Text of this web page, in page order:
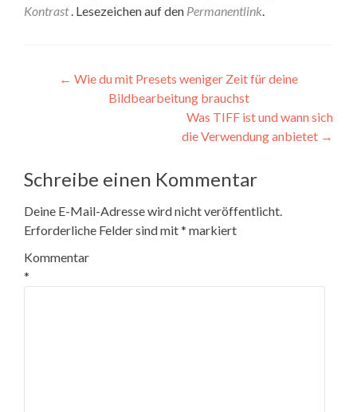
Kontrast. Lesezeichen auf den Permanentlink.
Beitragsnavigation
← Wie du mit Presets weniger Zeit für deine
Bildbearbeitung brauchst
Was TIFF ist und wann sich
die Verwendung anbietet →
Schreibe einen Kommentar
Deine E-Mail-Adresse wird nicht veröffentlicht.
Erforderliche Felder sind mit* markiert
Kommentar
*